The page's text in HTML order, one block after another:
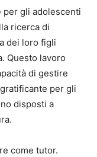
per gli adolescenti
ricerca di
dei loro figli
Questo lavoro
di gestire
per gli
disposti a
come tutor.